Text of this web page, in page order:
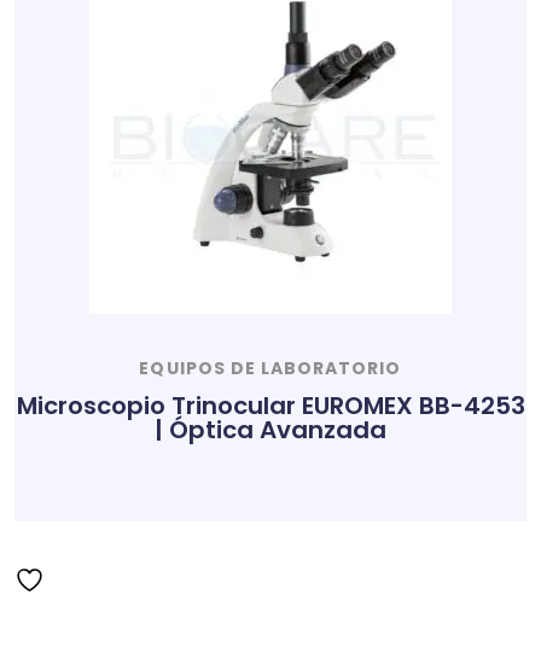
EQUIPOS DE LABORATORIO
Microscopio Trinocular EUROMEX BB-4253
| Óptica Avanzada